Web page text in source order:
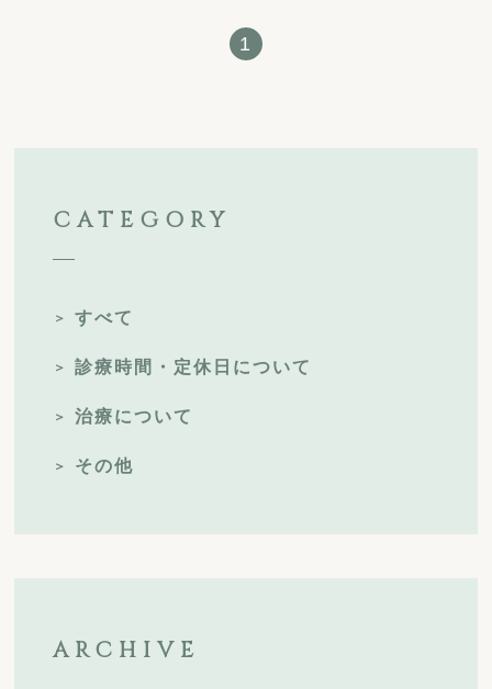
1
CATEGORY
すべて
診療時間・定休日について
治療について
その他
ARCHIVE